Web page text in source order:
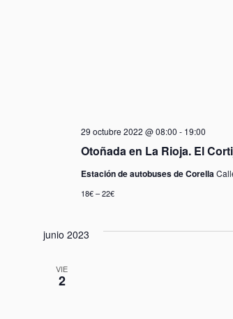
Otoñada en La Rioja. El
29 octubre 2022 @ 08:00 - 19:00
Estación de autobuses de Corella
18€ – 22€
junio 2023
VIE
2